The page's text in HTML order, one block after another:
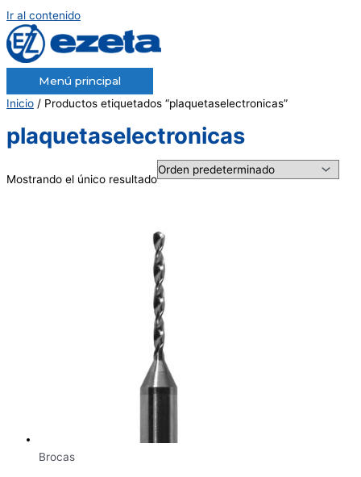
Ir al contenido
Menú principal
Inicio / Productos etiquetados “plaquetaselectronicas”
plaquetaselectronicas
Mostrando el único resultado
Brocas